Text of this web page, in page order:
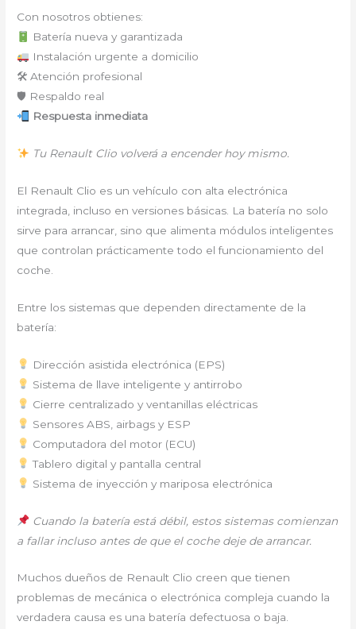
Con nosotros obtienes:
Batería nueva y garantizada
Instalación urgente a domicilio
🛠 Atención profesional
🛡 Respaldo real
Respuesta inmediata
Tu Renault Clio volverá a encender hoy mismo.
El Renault Clio es un vehículo con alta electrónica
integrada, incluso en versiones básicas. La batería no solo
sirve para arrancar, sino que alimenta módulos inteligentes
que controlan prácticamente todo el funcionamiento del
coche.
Entre los sistemas que dependen directamente de la
batería:
Dirección asistida electrónica (EPS)
Sistema de llave inteligente y antirrobo
Cierre centralizado y ventanillas eléctricas
Sensores ABS, airbags y ESP
Computadora del motor (ECU)
Tablero digital y pantalla central
Sistema de inyección y mariposa electrónica
Cuando la batería está débil, estos sistemas comienzan
a fallar incluso antes de que el coche deje de arrancar.
Muchos dueños de Renault Clio creen que tienen
problemas de mecánica o electrónica compleja cuando la
verdadera causa es una batería defectuosa o baja.